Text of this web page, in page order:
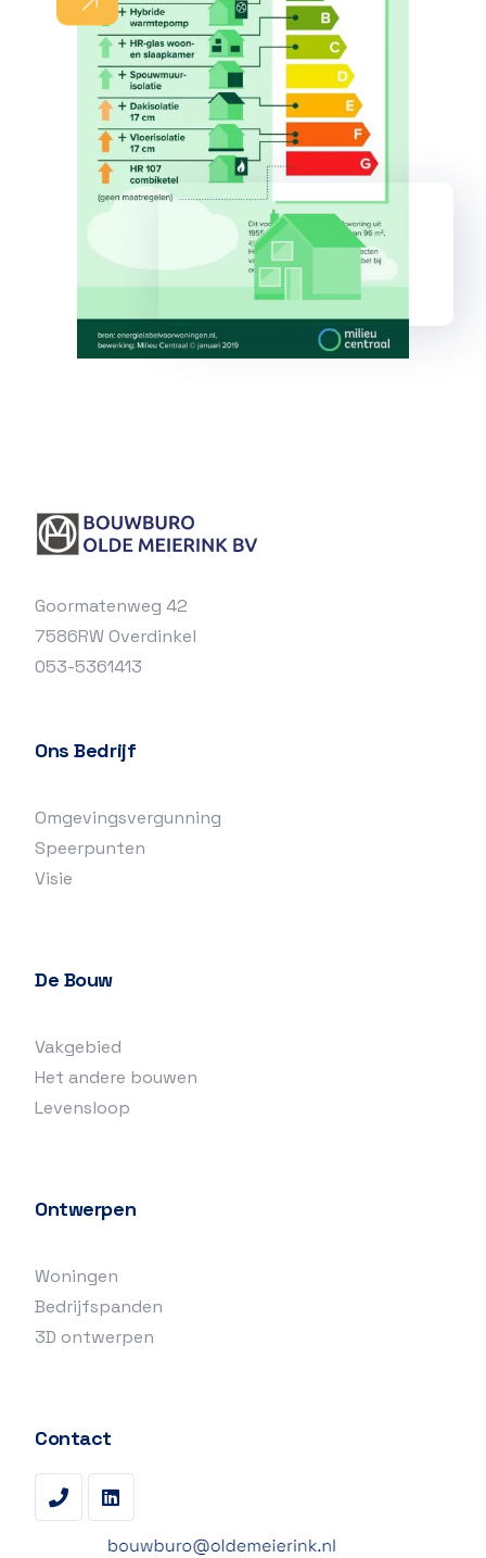
Goormatenweg 42
7586RW Overdinkel
053-5361413
Ons Bedrijf
Omgevingsvergunning
Speerpunten
Visie
De Bouw
Vakgebied
Het andere bouwen
Levensloop
Ontwerpen
Woningen
Bedrijfspanden
3D ontwerpen
Contact